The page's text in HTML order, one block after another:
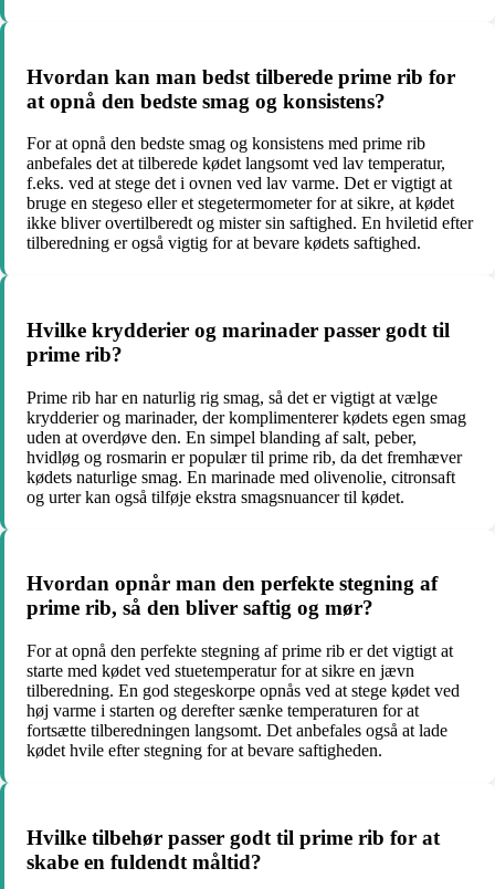
Hvordan kan man bedst tilberede prime rib for
at opnå den bedste smag og konsistens?
For at opnå den bedste smag og konsistens med prime rib
anbefales det at tilberede kødet langsomt ved lav temperatur,
f.eks. ved at stege det i ovnen ved lav varme. Det er vigtigt at
bruge en stegeso eller et stegetermometer for at sikre, at kødet
ikke bliver overtilberedt og mister sin saftighed. En hviletid efter
tilberedning er også vigtig for at bevare kødets saftighed.
Hvilke krydderier og marinader passer godt til
prime rib?
Prime rib har en naturlig rig smag, så det er vigtigt at vælge
krydderier og marinader, der komplimenterer kødets egen smag
uden at overdøve den. En simpel blanding af salt, peber,
hvidløg og rosmarin er populær til prime rib, da det fremhæver
kødets naturlige smag. En marinade med olivenolie, citronsaft
og urter kan også tilføje ekstra smagsnuancer til kødet.
Hvordan opnår man den perfekte stegning af
prime rib, så den bliver saftig og mør?
For at opnå den perfekte stegning af prime rib er det vigtigt at
starte med kødet ved stuetemperatur for at sikre en jævn
tilberedning. En god stegeskorpe opnås ved at stege kødet ved
høj varme i starten og derefter sænke temperaturen for at
fortsætte tilberedningen langsomt. Det anbefales også at lade
kødet hvile efter stegning for at bevare saftigheden.
Hvilke tilbehør passer godt til prime rib for at
skabe en fuldendt måltid?